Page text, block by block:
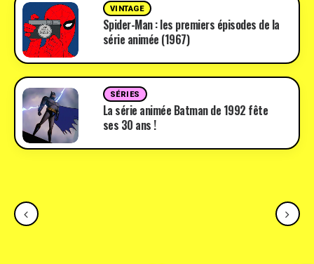
VINTAGE
Spider-Man : les premiers épisodes de la
série animée (1967)
SÉRIES
La série animée Batman de 1992 fête
ses 30 ans !